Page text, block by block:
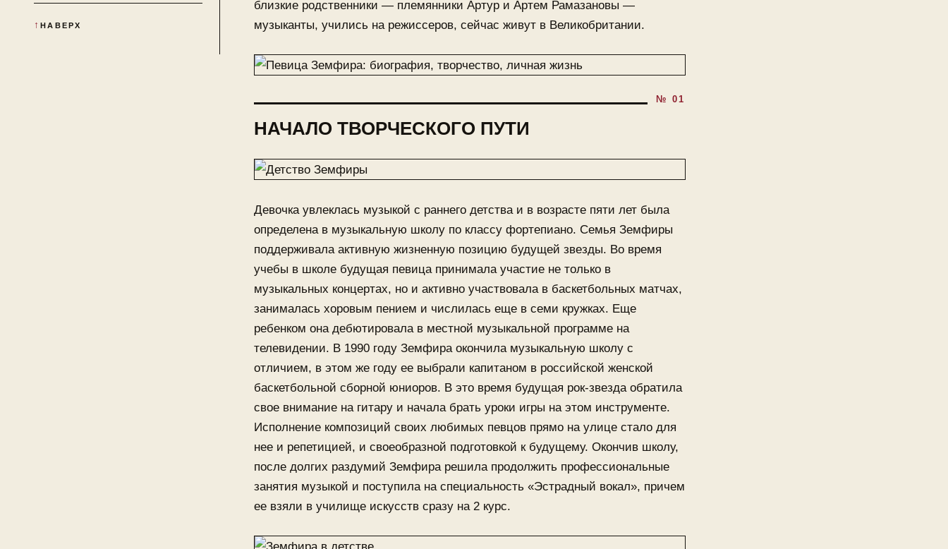
НАВЕРХ
близкие родственники — племянники Артур и Артем Рамазановы —
музыканты, учились на режиссеров, сейчас живут в Великобритании.
НАЧАЛО ТВОРЧЕСКОГО ПУТИ
Девочка увлеклась музыкой с раннего детства и в возрасте пяти лет была
определена в музыкальную школу по классу фортепиано. Семья Земфиры
поддерживала активную жизненную позицию будущей звезды. Во время
учебы в школе будущая певица принимала участие не только в
музыкальных концертах, но и активно участвовала в баскетбольных матчах,
занималась хоровым пением и числилась еще в семи кружках. Еще
ребенком она дебютировала в местной музыкальной программе на
телевидении. В 1990 году Земфира окончила музыкальную школу с
отличием, в этом же году ее выбрали капитаном в российской женской
баскетбольной сборной юниоров. В это время будущая рок-звезда обратила
свое внимание на гитару и начала брать уроки игры на этом инструменте.
Исполнение композиций своих любимых певцов прямо на улице стало для
нее и репетицией, и своеобразной подготовкой к будущему. Окончив школу,
после долгих раздумий Земфира решила продолжить профессиональные
занятия музыкой и поступила на специальность «Эстрадный вокал», причем
ее взяли в училище искусств сразу на 2 курс.